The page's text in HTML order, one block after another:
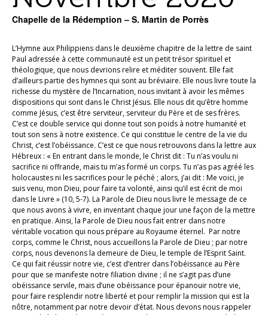
Chapelle de la Rédemption – S. Martin de Porrès
L’Hymne aux Philippiens dans le deuxième chapitre de la lettre de saint
Paul adressée à cette communauté est un petit trésor spirituel et
théologique, que nous devrions relire et méditer souvent. Elle fait
d’ailleurs partie des hymnes qui sont au bréviaire. Elle nous livre toute la
richesse du mystère de l’Incarnation, nous invitant à avoir les mêmes
dispositions qui sont dans le Christ Jésus. Elle nous dit qu’être homme
comme Jésus, c’est être serviteur, serviteur du Père et de ses frères.
C’est ce double service qui donne tout son poids à notre humanité et
tout son sens à notre existence. Ce qui constitue le centre de la vie du
Christ, c’est l’obéissance. C’est ce que nous retrouvons dans la lettre aux
Hébreux : « En entrant dans le monde, le Christ dit : Tu n’as voulu ni
sacrifice ni offrande, mais tu m’as formé un corps. Tu n’as pas agréé les
holocaustes ni les sacrifices pour le péché ; alors, j’ai dit : Me voici, je
suis venu, mon Dieu, pour faire ta volonté, ainsi qu’il est écrit de moi
dans le Livre » (10, 5-7). La Parole de Dieu nous livre le message de ce
que nous avons à vivre, en inventant chaque jour une façon de la mettre
en pratique. Ainsi, la Parole de Dieu nous fait entrer dans notre
véritable vocation qui nous prépare au Royaume éternel. Par notre
corps, comme le Christ, nous accueillons la Parole de Dieu ; par notre
corps, nous devenons la demeure de Dieu, le temple de l’Esprit Saint.
Ce qui fait réussir notre vie, c’est d’entrer dans l’obéissance au Père
pour que se manifeste notre filiation divine ; il ne s’agit pas d’une
obéissance servile, mais d’une obéissance pour épanouir notre vie,
pour faire resplendir notre liberté et pour remplir la mission qui est la
nôtre, notamment par notre devoir d’état. Nous devons nous rappeler